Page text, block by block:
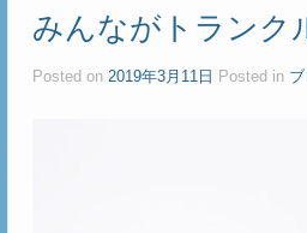
みんながトランク
Posted on2019年3月11日 Posted in